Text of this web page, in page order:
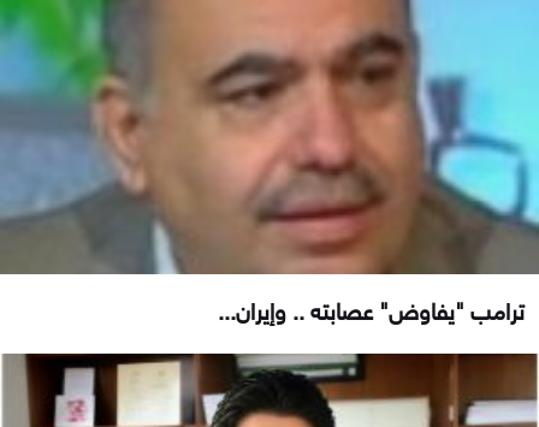
ترامب "يفاوض" عصابته .. وإيران...